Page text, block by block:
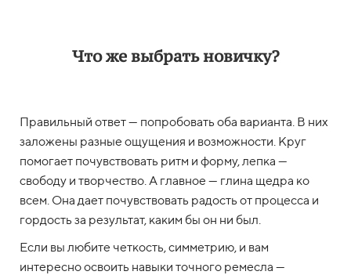
Что же выбрать новичку?
Правильный ответ — попробовать оба варианта. В них
заложены разные ощущения и возможности. Круг
помогает почувствовать ритм и форму, лепка —
свободу и творчество. А главное — глина щедра ко
всем. Она дает почувствовать радость от процесса и
гордость за результат, каким бы он ни был.
Если вы любите четкость, симметрию, и вам
интересно освоить навыки точного ремесла —